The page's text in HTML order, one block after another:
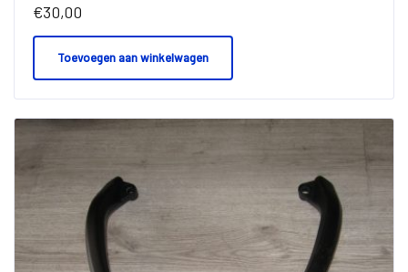
€30,00
Toevoegen aan winkelwagen